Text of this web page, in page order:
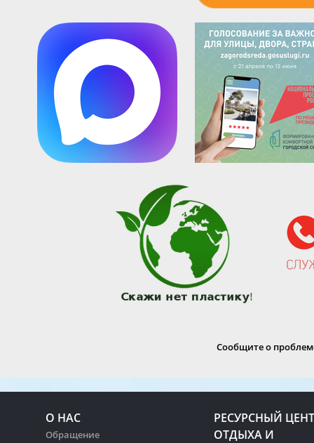
Сообщите о
О НАС
Обращение
РЕСУРСНЫЙ
ОТДЫХА И